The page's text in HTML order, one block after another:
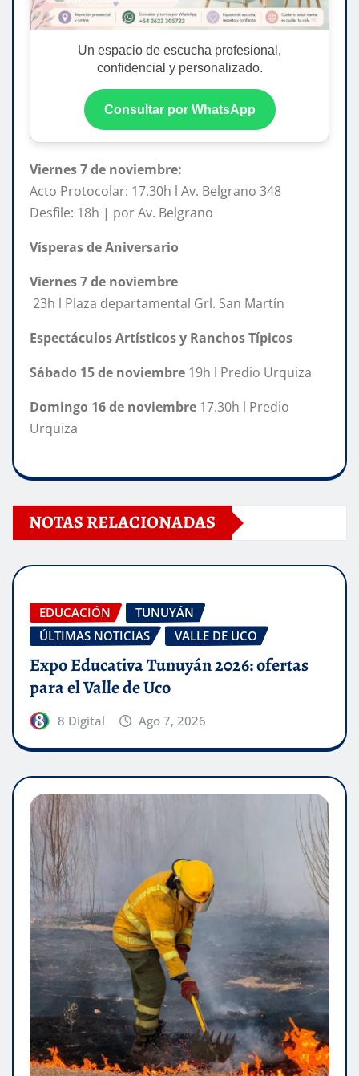
Un espacio de escucha profesional,
confidencial y personalizado.
Consultar por WhatsApp
Viernes 7 de noviembre:
Acto Protocolar: 17.30h l Av. Belgrano 348
Desfile: 18h | por Av. Belgrano
Vísperas de Aniversario
Viernes 7 de noviembre
23h l Plaza departamental Grl. San Martín
Espectáculos Artísticos y Ranchos Típicos
Sábado 15 de noviembre 19h l Predio Urquiza
Domingo 16 de noviembre 17.30h l Predio
Urquiza
NOTAS RELACIONADAS
EDUCACIÓN
TUNUYÁN
ÚLTIMAS NOTICIAS
VALLE DE UCO
Expo Educativa Tunuyán 2026: ofertas
para el Valle de Uco
8 Digital Ago 7, 2026